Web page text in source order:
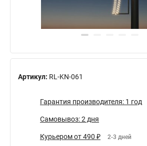
Артикул: RL-KN-061
Гарантия производителя: 1 год
Самовывоз: 2 дня
Курьером от 490 ₽ 2-3 дней